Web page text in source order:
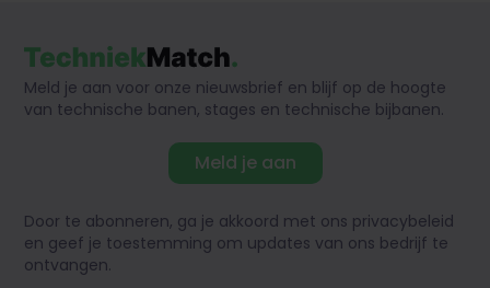
Meld je aan voor onze nieuwsbrief en blijf op de hoogte
van technische banen, stages en technische bijbanen.
Meld je aan
Door te abonneren, ga je akkoord met ons privacybeleid
en geef je toestemming om updates van ons bedrijf te
ontvangen.